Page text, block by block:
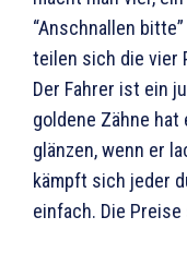
“Anschnallen
teilen sich die vier
Der Fahrer ist ein
goldene Zähne
glänzen, wenn er
kämpft sich jeder
einfach. Die